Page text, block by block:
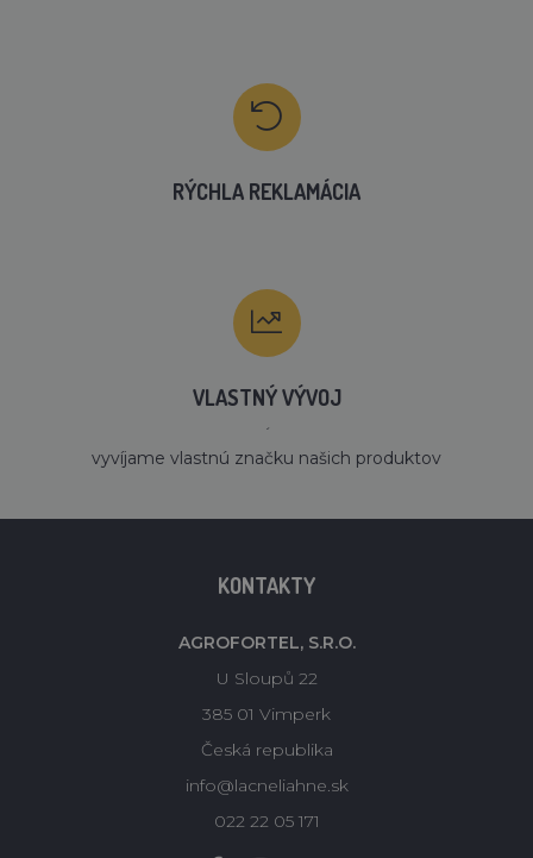
RÝCHLA REKLAMÁCIA
VLASTNÝ VÝVOJ
´
vyvíjame vlastnú značku našich produktov
KONTAKTY
AGROFORTEL, S.R.O.
U Sloupů 22
385 01 Vimperk
Česká republika
info@lacneliahne.sk
022 22 05 171